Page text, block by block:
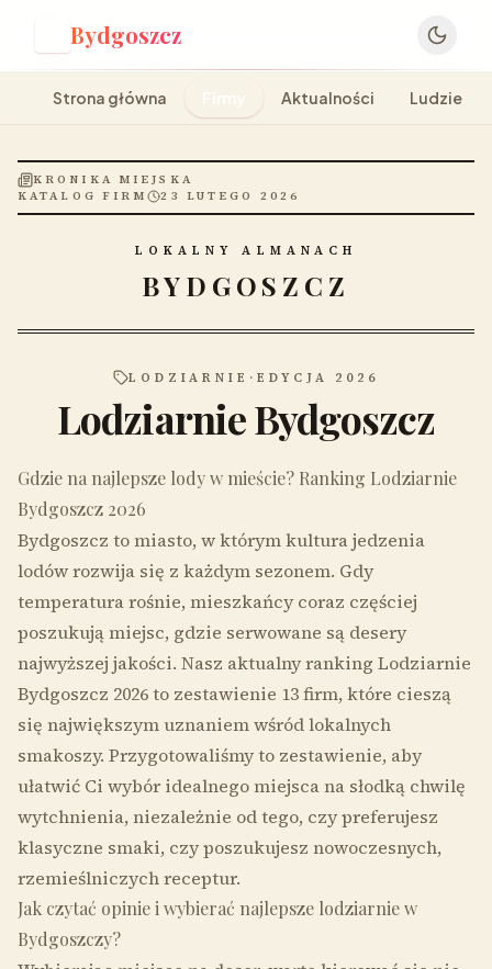
Bydgoszcz
Strona główna Firmy Aktualności Ludzie
KRONIKA MIEJSKA
KATALOG FIRM
23 LUTEGO 2026
LOKALNY ALMANACH
BYDGOSZCZ
LODZIARNIE · EDYCJA 2026
Lodziarnie Bydgoszcz
Gdzie na najlepsze lody w mieście? Ranking Lodziarnie
Bydgoszcz 2026
Bydgoszcz to miasto, w którym kultura jedzenia
lodów rozwija się z każdym sezonem. Gdy
temperatura rośnie, mieszkańcy coraz częściej
poszukują miejsc, gdzie serwowane są desery
najwyższej jakości. Nasz aktualny ranking Lodziarnie
Bydgoszcz 2026 to zestawienie 13 firm, które cieszą
się największym uznaniem wśród lokalnych
smakoszy. Przygotowaliśmy to zestawienie, aby
ułatwić Ci wybór idealnego miejsca na słodką chwilę
wytchnienia, niezależnie od tego, czy preferujesz
klasyczne smaki, czy poszukujesz nowoczesnych,
rzemieślniczych receptur.
Jak czytać opinie i wybierać najlepsze lodziarnie w
Bydgoszczy?